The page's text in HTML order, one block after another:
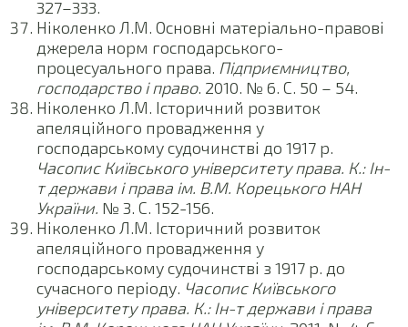
327–333.
Ніколенко Л.М. Основні матеріально-правові
джерела норм господарського-
процесуального права. Підприємництво,
господарство і право. 2010. № 6. С. 50 – 54.
Ніколенко Л.М. Історичний розвиток
апеляційного провадження у
господарському судочинстві до 1917 р.
Часопис Київського університету права. К.: Ін-
т держави і права ім. В.М. Корецького НАН
України. № 3. С. 152-156.
Ніколенко Л.М. Історичний розвиток
апеляційного провадження у
господарському судочинстві з 1917 р. до
сучасного періоду. Часопис Київського
університету права. К.: Ін-т держави і права